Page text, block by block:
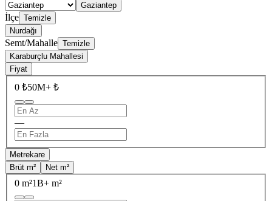
Gaziantep
İlçe Temizle
Nurdağı
Semt/Mahalle Temizle
Karaburçlu Mahallesi
Fiyat
0 ₺50M+ ₺
—
Metrekare
Brüt m²
Net m²
0 m²1B+ m²